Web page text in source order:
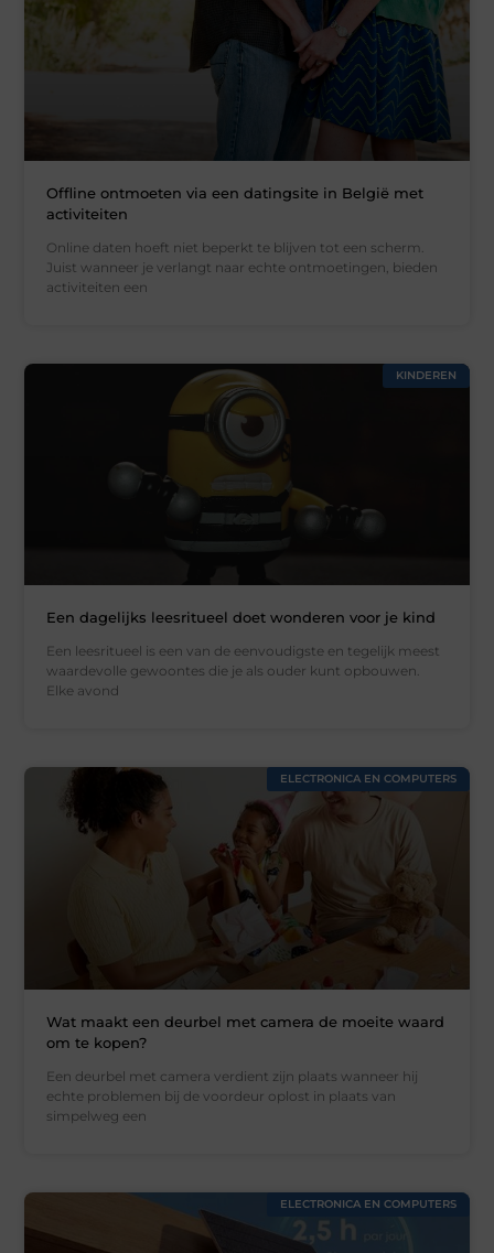
Offline ontmoeten via een datingsite in België met
activiteiten
Online daten hoeft niet beperkt te blijven tot een scherm.
Juist wanneer je verlangt naar echte ontmoetingen, bieden
activiteiten een
KINDEREN
Een dagelijks leesritueel doet wonderen voor je kind
Een leesritueel is een van de eenvoudigste en tegelijk meest
waardevolle gewoontes die je als ouder kunt opbouwen.
Elke avond
ELECTRONICA EN COMPUTERS
Wat maakt een deurbel met camera de moeite waard
om te kopen?
Een deurbel met camera verdient zijn plaats wanneer hij
echte problemen bij de voordeur oplost in plaats van
simpelweg een
ELECTRONICA EN COMPUTERS